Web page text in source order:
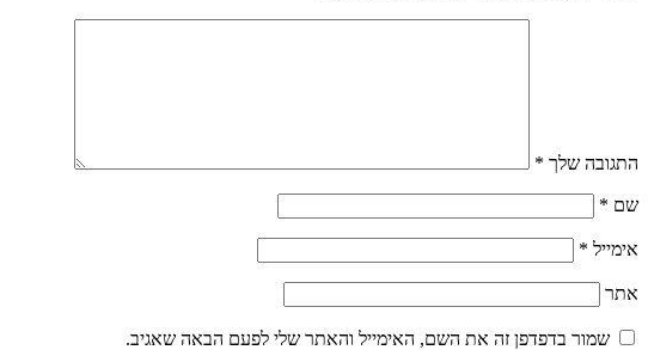
התגובה שלך *
שם *
אימייל *
אתר
שמור בדפדפן זה את השם, האימייל והאתר שלי לפעם הבאה שאגיב.